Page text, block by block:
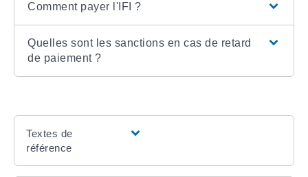
Comment payer l'IFI ?
Quelles sont les sanctions en cas de retard
de paiement ?
Textes de
référence